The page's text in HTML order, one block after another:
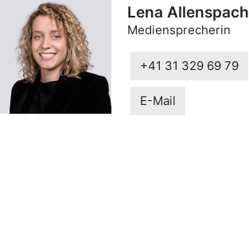
Lena Allenspach
Mediensprecherin
+41 31 329 69 79
E-Mail